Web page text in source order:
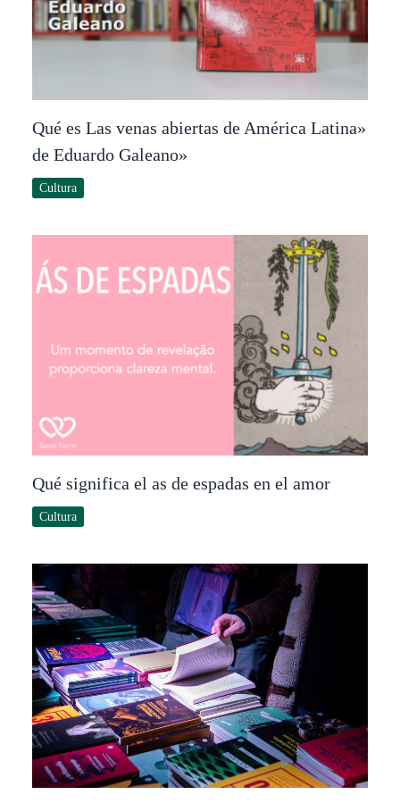
Qué es Las venas abiertas de América Latina»
de Eduardo Galeano»
Cultura
Qué significa el as de espadas en el amor
Cultura